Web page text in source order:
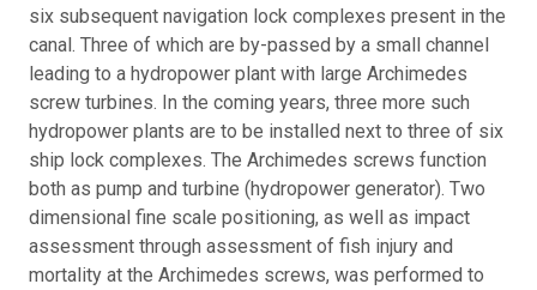
six subsequent navigation lock complexes present in the
canal. Three of which are by-passed by a small channel
leading to a hydropower plant with large Archimedes
screw turbines. In the coming years, three more such
hydropower plants are to be installed next to three of six
ship lock complexes. The Archimedes screws function
both as pump and turbine (hydropower generator). Two
dimensional fine scale positioning, as well as impact
assessment through assessment of fish injury and
mortality at the Archimedes screws, was performed to